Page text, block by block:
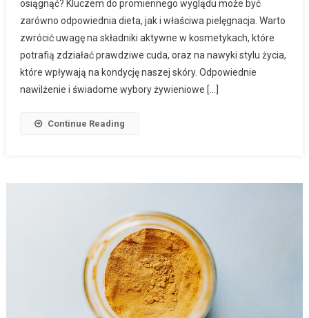
osiągnąć? Kluczem do promiennego wyglądu może być
zarówno odpowiednia dieta, jak i właściwa pielęgnacja. Warto
zwrócić uwagę na składniki aktywne w kosmetykach, które
potrafią zdziałać prawdziwe cuda, oraz na nawyki stylu życia,
które wpływają na kondycję naszej skóry. Odpowiednie
nawilżenie i świadome wybory żywieniowe […]
Continue Reading